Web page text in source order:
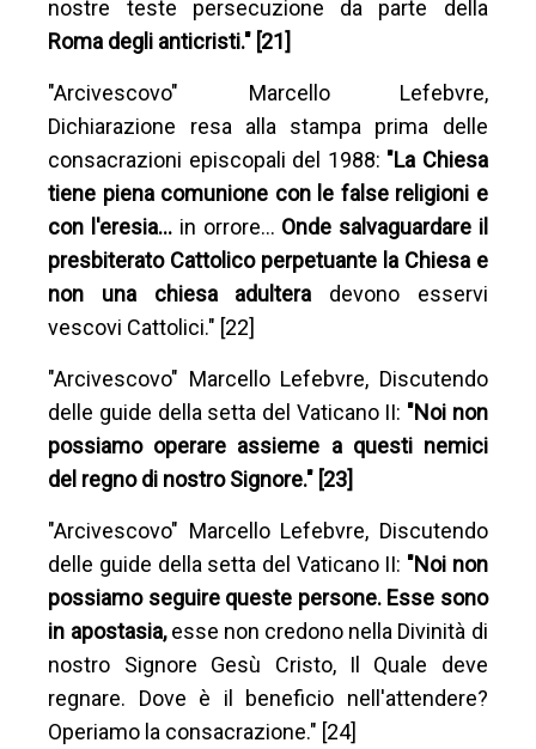
nostre teste persecuzione da parte della
Roma degli anticristi." [21]
"Arcivescovo" Marcello Lefebvre,
Dichiarazione resa alla stampa prima delle
consacrazioni episcopali del 1988: "La Chiesa
tiene piena comunione con le false religioni e
con l'eresia… in orrore… Onde salvaguardare il
presbiterato Cattolico perpetuante la Chiesa e
non una chiesa adultera devono esservi
vescovi Cattolici." [22]
"Arcivescovo" Marcello Lefebvre, Discutendo
delle guide della setta del Vaticano II: "Noi non
possiamo operare assieme a questi nemici
del regno di nostro Signore." [23]
"Arcivescovo" Marcello Lefebvre, Discutendo
delle guide della setta del Vaticano II: "Noi non
possiamo seguire queste persone. Esse sono
in apostasia,esse non credono nella Divinità di
nostro Signore Gesù Cristo, Il Quale deve
regnare. Dove è il beneficio nell'attendere?
Operiamo la consacrazione." [24]